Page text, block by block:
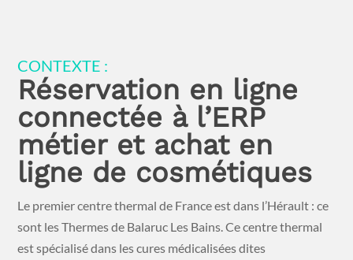
CONTEXTE :
Réservation en ligne
connectée à l’ERP
métier et achat en
ligne de cosmétiques
Le premier centre thermal de France est dans l’Hérault : ce
sont les Thermes de Balaruc Les Bains. Ce centre thermal
est spécialisé dans les cures médicalisées dites